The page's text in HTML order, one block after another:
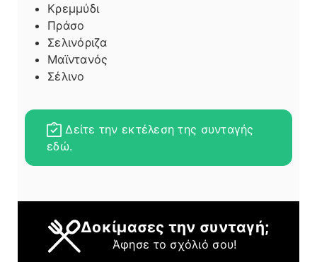
Κρεμμύδι
Πράσο
Σελινόριζα
Μαϊντανός
Σέλινο
Δείτε την εκτέλεση της συνταγής
εδώ.
Δοκίμασες την συνταγή;
Άφησε το σχόλιό σου!